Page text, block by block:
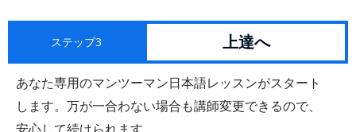
ステップ3 上達へ
あなた専用のマンツーマン日本語レッスンがスタート
します。万が一合わない場合も講師変更できるので、